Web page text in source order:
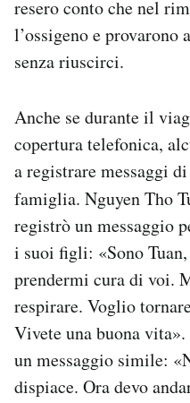
resero conto che nel
l’ossigeno e
senza riuscirci.
Anche se durante il
copertura telefonica,
a registrare messaggi
famiglia. Nguyen Tho
registrò un messaggio
i suoi figli: «Sono
prendermi cura di voi.
respirare. Voglio
Vivete una buona
un messaggio simile:
dispiace. Ora devo